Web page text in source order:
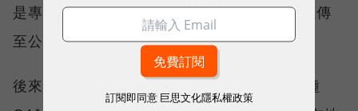
是專利、技術與合約都高度敏感，高層不願上傳
至公有雲，擔心機密資料會有外洩的疑慮。
後來，該公司導入 QNAP AI NAS 的旗艦機種
訂閱即同意 巨思文化隱私權政策